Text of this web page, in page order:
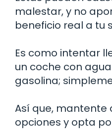
malestar, y no
beneficio real a tu
Es como intentar
un coche con
gasolina;
Así que, mantente
opciones y opta